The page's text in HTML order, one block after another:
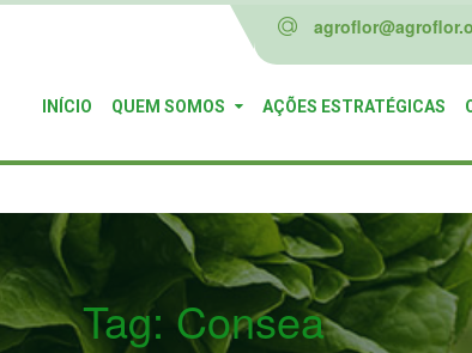
INÍCIO QUEM SOMOS AÇÕES ESTRATÉGICAS
Tag: Consea